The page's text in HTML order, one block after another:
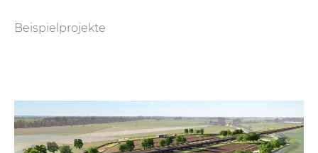
Beispielprojekte